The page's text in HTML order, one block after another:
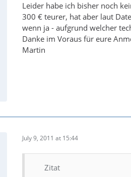
Leider habe ich bisher noch
300 € teurer, hat aber laut
wenn ja - aufgrund welcher
Danke im Voraus für eure
Martin
July 9, 2011 at 15:44
Zitat